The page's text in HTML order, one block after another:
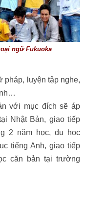
ngữ Fukuoka
pháp, luyện tập nghe,
với mục đích sẽ áp
Nhật Bản, giao tiếp
2 năm học, du học
tiếng Anh, giao tiếp
căn bản tại trường